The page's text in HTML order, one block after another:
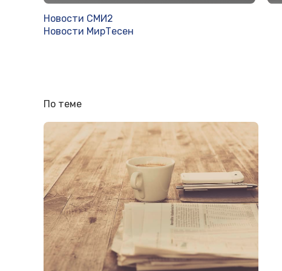
Новости СМИ2
Новости МирТесен
По теме